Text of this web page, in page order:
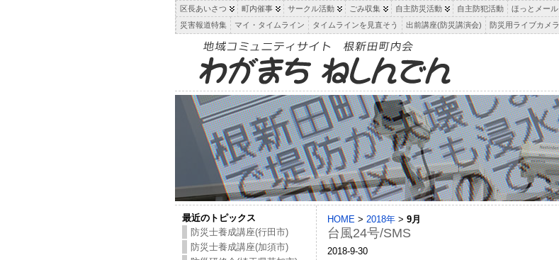
区長あいさつ 町内催事 サークル活動 ごみ収集 自主防災活動 自主防犯活動 ほっとメール
災害報道特集
マイ・タイムライン タイムラインを見直そう 出前講座(防災講演会) 防災用ライブカメラ
最近のトピックス
防災士養成講座(行田市)
防災士養成講座(加須市)
HOME > 2018年 > 9月
台風24号/SMS
2018-9-30